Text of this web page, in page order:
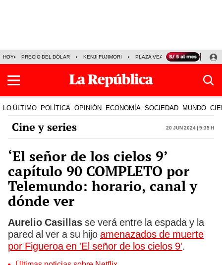
HOY PRECIO DEL DÓLAR KENJI FUJIMORI PLAZA VEA FERIADOS
LO ÚLTIMO POLÍTICA OPINIÓN ECONOMÍA SOCIEDAD MUNDO
Cine y series 20 Jun 2024 | 9:35 h
‘El señor de los cielos 9’
capítulo 90 COMPLETO por
Telemundo: horario, canal y
dónde ver
Aurelio Casillas se verá entre la espada y la
pared al ver a su hijo amenazados de muerte
por Figueroa en 'El señor de los cielos 9'.